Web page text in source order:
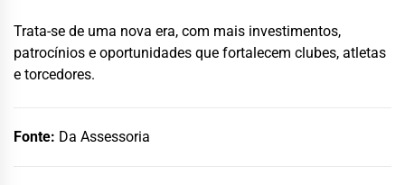
Trata-se de uma nova era, com mais investimentos,
patrocínios e oportunidades que fortalecem clubes, atletas
e torcedores.
Fonte: Da Assessoria